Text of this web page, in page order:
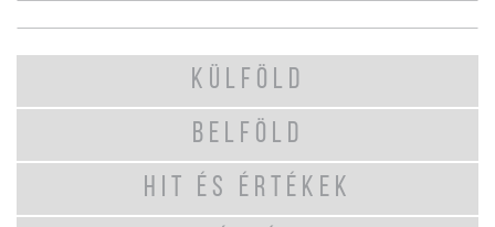
KÜLFÖLD
BELFÖLD
HIT ÉS ÉRTÉKEK